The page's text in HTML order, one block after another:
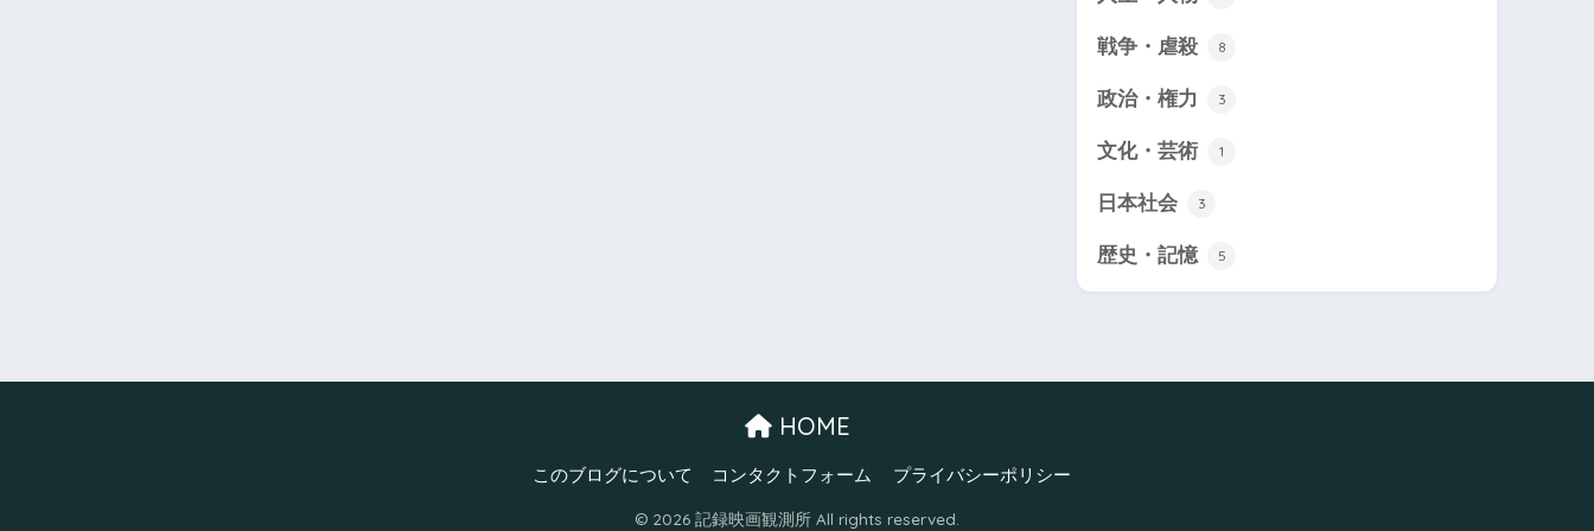
戦争・虐殺 8
政治・権力 3
文化・芸術 1
日本社会 3
歴史・記憶 5
HOME
このブログについて コンタクトフォーム プライバシーポリシー
© 2026 記録映画観測所 All rights reserved.